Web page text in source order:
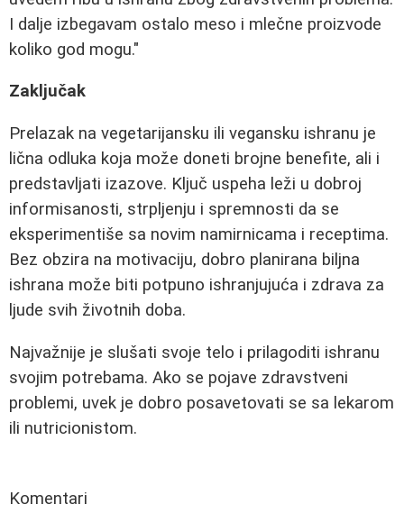
I dalje izbegavam ostalo meso i mlečne proizvode
koliko god mogu."
Zaključak
Prelazak na vegetarijansku ili vegansku ishranu je
lična odluka koja može doneti brojne benefite, ali i
predstavljati izazove. Ključ uspeha leži u dobroj
informisanosti, strpljenju i spremnosti da se
eksperimentiše sa novim namirnicama i receptima.
Bez obzira na motivaciju, dobro planirana biljna
ishrana može biti potpuno ishranjujuća i zdrava za
ljude svih životnih doba.
Najvažnije je slušati svoje telo i prilagoditi ishranu
svojim potrebama. Ako se pojave zdravstveni
problemi, uvek je dobro posavetovati se sa lekarom
ili nutricionistom.
Komentari